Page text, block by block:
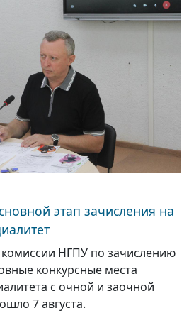
этап зачисления на
НГПУ по зачислению
конкурсные места
с очной и заочной
7 августа.